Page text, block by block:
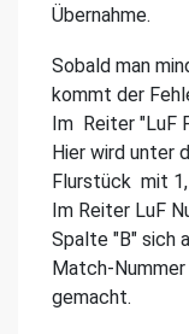
Übernahme.
Sobald man
kommt der
Im Reiter "LuF
Hier wird unter
Flurstück mit 1,
Im Reiter LuF
Spalte "B" sich
Match-Nummer
gemacht.